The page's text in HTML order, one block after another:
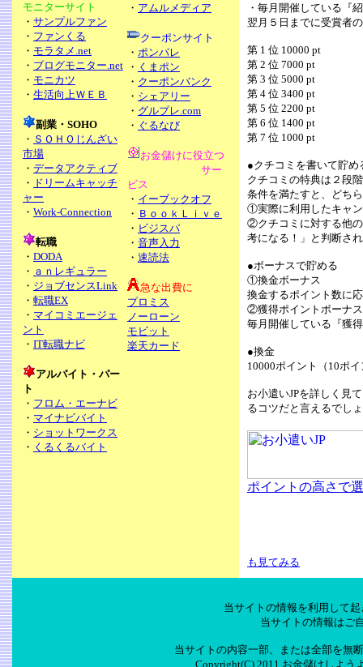
モニターサイト
・ サンプルファン
・ ファンくる
・ モラタメ.net
・ ブログモニター.net
・ モニカツ
・ 生活向上ＷＥＢ
副業・SOHO
・ ＳＯＨＯじんざい
市場
・ データアクティブ
・ ドリームキャッチ
ャー
・ Work-Connection
転職
・ DODA
・ ａｎレギュラー
・ ジョブセンスLink
・ 転職EX
・ マイコミエージェ
ント
・ IT転職ナビ
アルバイト・パー
ト
・ フロム・エーナビ
・ マイナビバイト
・ ショットワークス
・ くるくるバイト
・ アムルメディア
クーポンサイト
・ ポンパレ
・ くまポン
・ クーポンバンク
・ シェアリー
・ グルプレ.com
・ ぐるなび
お金儲けに役立つ
サー
ビス
・ イーブックオフ
・ ＢｏｏｋＬｉｖｅ
・ ビジスパ
・ 音声入力
・ 速読法
急な出費に
プロミス
ノーローン
モビット
楽天カード
・毎月開催している『
翌月５日までに受賞者
第 1 位 10000 pt
第 2 位 7000 pt
第 3 位 5000 pt
第 4 位 3400 pt
第 5 位 2200 pt
第 6 位 1400 pt
第 7 位 1000 pt
●クチコミを書いて貯め
クチコミの特典は２段
条件を満たすと、どち
①実際に利用したキャ
②クチコミに対する他
考になる！」と判断さ
●ボーナスで貯める
①換金ボーナス
換金するポイント数に
②獲得ポイントボーナス
毎月開催している『獲
●換金
10000ポイント（10ポ
お小遣いJPを詳しく見
るコツだと言えるでし
ポイントの高さで
も見てみる
当サイトの情報を利用して
当サイトの情報はご
当サイトの内容一部、または全部を無
Copyright(C) 2011 お金儲けしよう